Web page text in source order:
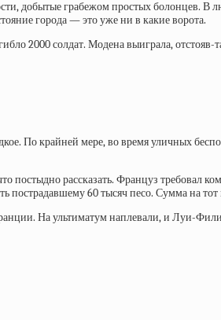
добытые грабежом простых болонцев. В
города — это уже ни в какие ворота.
2000 солдат. Модена выиграла, отстояв-
По крайней мере, во время уличных
рассказать. Француз требовал
60 тысяч песо. Сумма на
На ультиматум наплевали, и Луи-